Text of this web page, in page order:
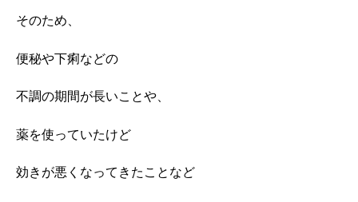
そのため、
便秘や下痢などの
不調の期間が長いことや、
薬を使っていたけど
効きが悪くなってきたことなど